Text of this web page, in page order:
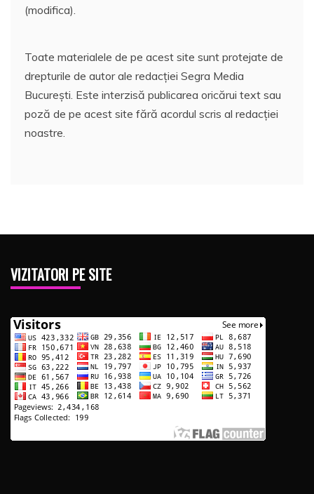
(modifica).
Toate materialele de pe acest site sunt protejate de
drepturile de autor ale redacției Segra Media
București. Este interzisă publicarea oricărui text sau
poză de pe acest site fără acordul scris al redacției
noastre.
VIZITATORI PE SITE